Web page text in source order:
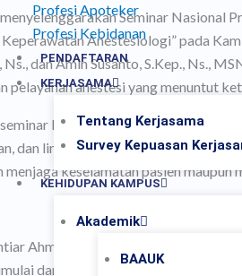
Profesi Apoteker
Profesi Kebidanan
PENDAFTARAN
KERJASAMA
Tentang Kerjasama
Survey Kepuasan
KEHIDUPAN KAMPUS
Akademik
BAAUK
Seminar Nasional
Anestesiologi” pada
dan Amin Susanto, S.Kep., Ns.,
anestesi yang menuntut
berlangsung serius namun
dan lingkungan praktik klinik.
keselamatan pasien maupun
Ahmad menekankan pentingnya
dari pengkajian preoperatif,